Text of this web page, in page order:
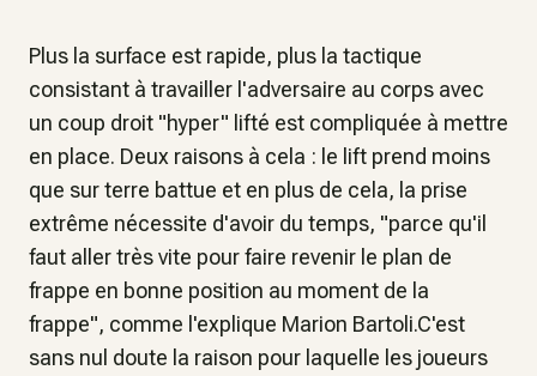
Plus la surface est rapide, plus la tactique
consistant à travailler l'adversaire au corps avec
un coup droit "hyper" lifté est compliquée à mettre
en place. Deux raisons à cela : le lift prend moins
que sur terre battue et en plus de cela, la prise
extrême nécessite d'avoir du temps, "parce qu'il
faut aller très vite pour faire revenir le plan de
frappe en bonne position au moment de la
frappe", comme l'explique Marion Bartoli.C'est
sans nul doute la raison pour laquelle les joueurs